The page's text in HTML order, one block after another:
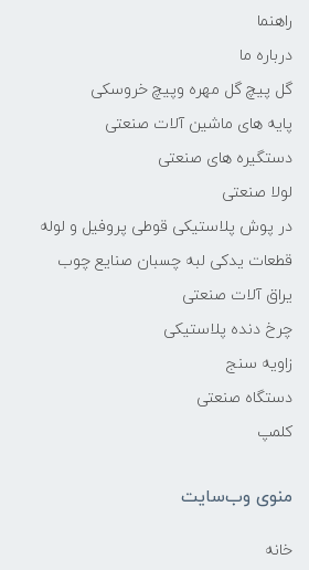
راهنما
درباره ما
گل پیچ گل مهره وپیچ خروسکی
پایه های ماشین آلات صنعتی
دستگیره های صنعتی
لولا صنعتی
در پوش پلاستیکی قوطی پروفیل و لوله
قطعات یدکی لبه چسبان صنایع چوب
یراق آلات صنعتی
چرخ دنده پلاستیکی
زاویه سنج
دستگاه صنعتی
کلمپ
منوی وب‌سایت
خانه